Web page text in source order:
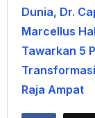
Dunia, Dr.
Marcellus
Tawarkan 5
Raja Ampat